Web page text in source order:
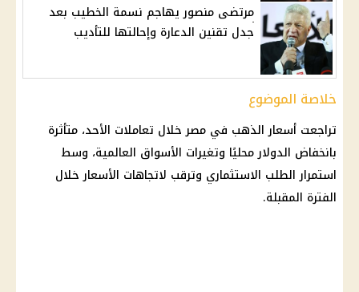
مرتضى منصور يهاجم نسمة الخطيب بعد
جدل تقنين الدعارة وإحالتها للتأديب
خلاصة الموضوع
تراجعت أسعار الذهب في مصرخلال تعاملات الأحد، متأثرة
بانخفاض الدولارمحليًا وتغيرات الأسواق العالمية، وسط
استمرار الطلب الاستثماري وترقب لاتجاهات الأسعار خلال
الفترة المقبلة.